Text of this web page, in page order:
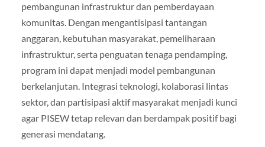
pembangunan infrastruktur dan pemberdayaan
komunitas. Dengan mengantisipasi tantangan
anggaran, kebutuhan masyarakat, pemeliharaan
infrastruktur, serta penguatan tenaga pendamping,
program ini dapat menjadi model pembangunan
berkelanjutan. Integrasi teknologi, kolaborasi lintas
sektor, dan partisipasi aktif masyarakat menjadi kunci
agar PISEW tetap relevan dan berdampak positif bagi
generasi mendatang.